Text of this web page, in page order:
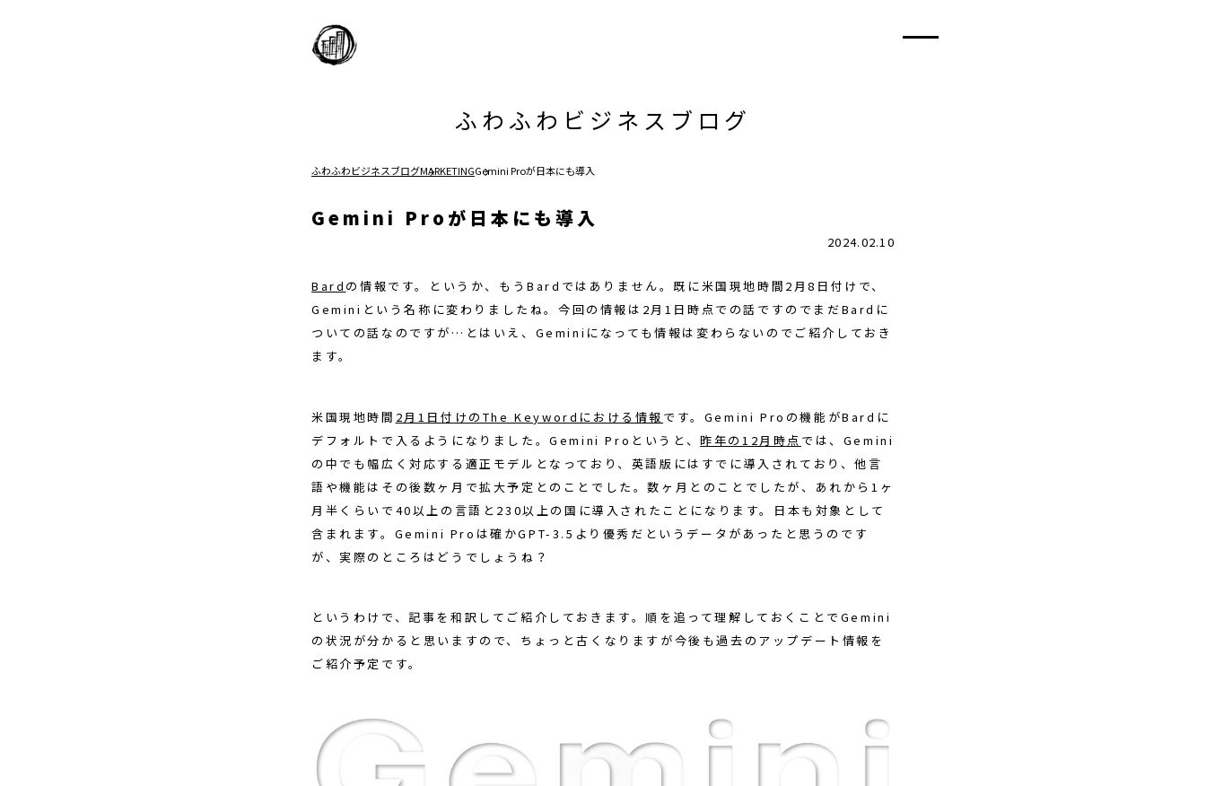
ふわふわビジネスブログ
ふわふわビジネスブログMARKETINGGemini Proが日本にも導入
Gemini Proが日本にも導入
2024.02.10
Bard の情報です。というか、もうBardではありません。既に米国現地時間2月8日付けで、
Geminiという名称に変わりましたね。今回の情報は2月1日時点での話ですのでまだBardに
ついての話なのですが…とはいえ、Geminiになっても情報は変わらないのでご紹介しておき
ます。
米国現地時間 2月1日付けのThe Keywordにおける情報 です。Gemini Proの機能がBardに
デフォルトで入るようになりました。Gemini Proというと、昨年の12月時点 では、Gemini
の中でも幅広く対応する適正モデルとなっており、英語版にはすでに導入されており、他言
語や機能はその後数ヶ月で拡大予定とのことでした。数ヶ月とのことでしたが、あれから1ヶ
月半くらいで40以上の言語と230以上の国に導入されたことになります。日本も対象として
含まれます。Gemini Proは確かGPT-3.5より優秀だというデータがあったと思うのです
が、実際のところはどうでしょうね？
というわけで、記事を和訳してご紹介しておきます。順を追って理解しておくことでGemini
の状況が分かると思いますので、ちょっと古くなりますが今後も過去のアップデート情報を
ご紹介予定です。